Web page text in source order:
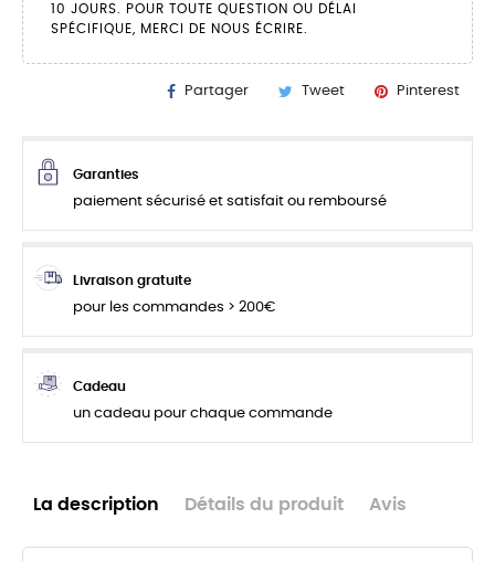
10 JOURS. POUR TOUTE QUESTION OU DÉLAI
SPÉCIFIQUE, MERCI DE NOUS ÉCRIRE.
Partager Tweet Pinterest
Garanties
paiement sécurisé et satisfait ou remboursé
Livraison gratuite
pour les commandes > 200€
Cadeau
un cadeau pour chaque commande
La description Détails du produit Avis